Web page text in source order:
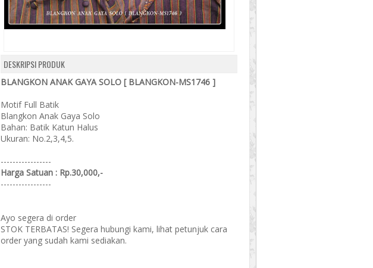
DESKRIPSI PRODUK
BLANGKON ANAK GAYA SOLO [ BLANGKON-MS1746 ]
Motif Full Batik
Blangkon Anak Gaya Solo
Bahan: Batik Katun Halus
Ukuran: No.2,3,4,5.
-----------------
Harga Satuan : Rp.30,000,-
-----------------
Ayo segera di order
STOK TERBATAS! Segera hubungi kami, lihat petunjuk cara
order yang sudah kami sediakan.